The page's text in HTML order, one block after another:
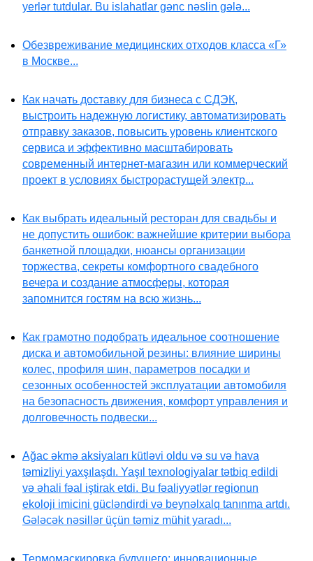
yerlər tutdular. Bu islahatlar gənc nəslin gələ...
Обезвреживание медицинских отходов класса «Г»
в Москве...
Как начать доставку для бизнеса с СДЭК,
выстроить надежную логистику, автоматизировать
отправку заказов, повысить уровень клиентского
сервиса и эффективно масштабировать
современный интернет-магазин или коммерческий
проект в условиях быстрорастущей электр...
Как выбрать идеальный ресторан для свадьбы и
не допустить ошибок: важнейшие критерии выбора
банкетной площадки, нюансы организации
торжества, секреты комфортного свадебного
вечера и создание атмосферы, которая
запомнится гостям на всю жизнь...
Как грамотно подобрать идеальное соотношение
диска и автомобильной резины: влияние ширины
колес, профиля шин, параметров посадки и
сезонных особенностей эксплуатации автомобиля
на безопасность движения, комфорт управления и
долговечность подвески...
Ağac əkmə aksiyaları kütləvi oldu və su və hava
təmizliyi yaxşılaşdı. Yaşıl texnologiyalar tətbiq edildi
və əhali fəal iştirak etdi. Bu fəaliyyətlər regionun
ekoloji imicini gücləndirdi və beynəlxalq tanınma artdı.
Gələcək nəsillər üçün təmiz mühit yaradı...
Термомаскировка будущего: инновационные